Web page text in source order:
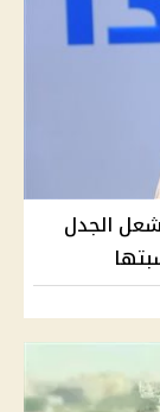
الجدل